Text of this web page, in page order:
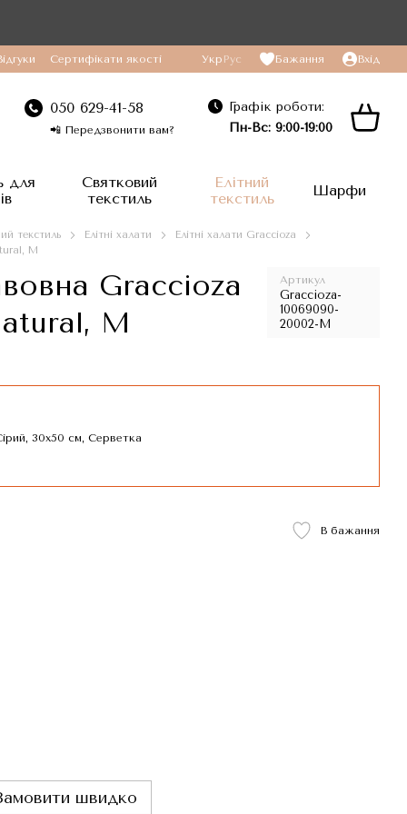
Сертифікати якості Укр Рус Бажання Вхід
050 629-41-58
📲 Передзвонити вам?
Графік роботи:
Пн-Вс: 9:00-19:00
для
Святковий
текстиль
Елітний
текстиль
Шарфи
текстиль Елітні халати
Елітні халати Graccioza
M
Graccioza
M
Артикул
Graccioza-
10069090-
20002-M
30x50 см, Серветка
В бажання
швидко